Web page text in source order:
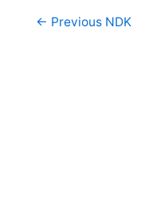
← Previous NDK